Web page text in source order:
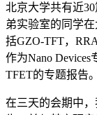
北京大学共有近
弟实验室的同学在
括GZO-TFT，
作为Nano
TFET的专题报告。
在三天的会期中